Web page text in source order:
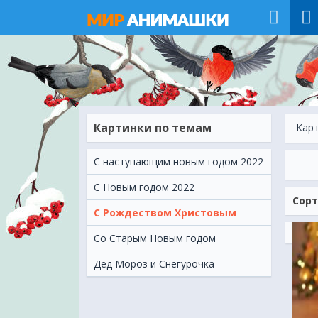
Картинки по темам
C наступающим новым годом 2022
C Новым годом 2022
C Рождеством Христовым
Cо Старым Новым годом
Дед Мороз и Снегурочка